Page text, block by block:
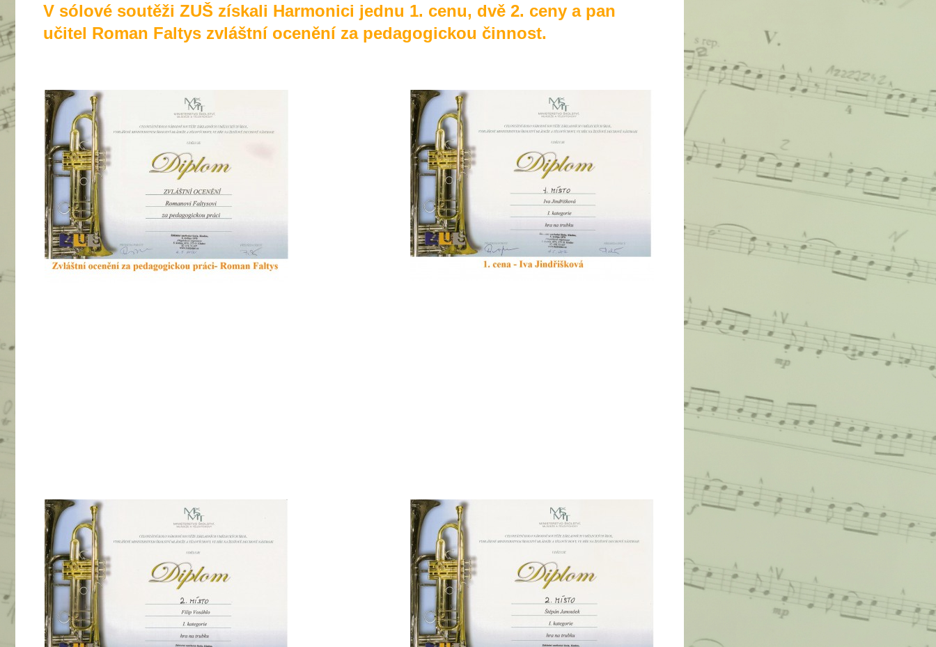
V sólové soutěži ZUŠ získali Harmonici jednu 1. cenu, dvě 2. ceny a pan
učitel Roman Faltys zvláštní ocenění za pedagogickou činnost.